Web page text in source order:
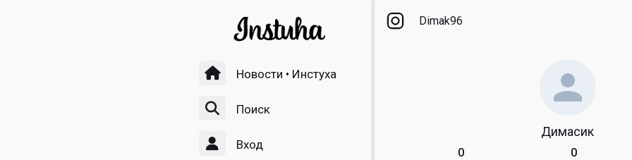
Dimak96
Новости • Инстуха
Поиск
Вход
Димасик
0
0